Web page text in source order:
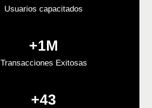
Usuarios capacitados
Transacciones Exitosas
+1M
+43